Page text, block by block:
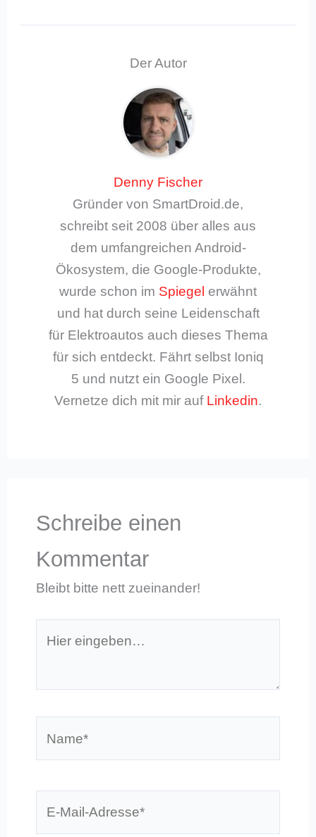
Der Autor
Denny Fischer
Gründer von SmartDroid.de,
schreibt seit 2008 über alles aus
dem umfangreichen Android-
Ökosystem, die Google-Produkte,
wurde schon im Spiegel erwähnt
und hat durch seine Leidenschaft
für Elektroautos auch dieses Thema
für sich entdeckt. Fährt selbst Ioniq
5 und nutzt ein Google Pixel.
Vernetze dich mit mir auf Linkedin.
Schreibe einen
Kommentar
Bleibt bitte nett zueinander!
eingeben…